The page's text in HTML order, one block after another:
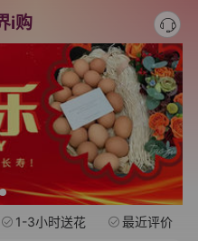
i购
1-3小时送花 最近评价